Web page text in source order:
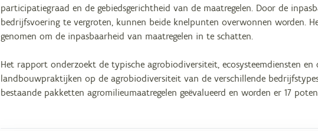
participatiegraad en de gebiedsgerichtheid van de maatregelen. Door de
bedrijfsvoering te vergroten, kunnen beide knelpunten overwonnen worden.
genomen om de inpasbaarheid van maatregelen in te schatten.
Het rapport onderzoekt de typische agrobiodiversiteit, ecosysteemdiensten en
landbouwpraktijken op de agrobiodiversiteit van de verschillende
bestaande pakketten agromilieumaatregelen geëvalueerd en worden er 17